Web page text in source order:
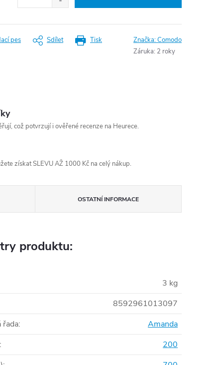
Tisk
pes Sdílet Značka:Comodo
Záruka: 2 roky
což potvrzují i ověřené recenze na Heurece.
získat SLEVU AŽ 1000 Kč na celý nákup.
OSTATNÍ INFORMACE
produktu:
3 kg
8592961013097
řada:
Amanda
:
200